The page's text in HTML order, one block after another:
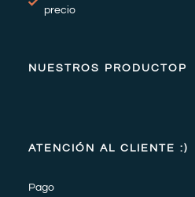
precio
NUESTROS PRODUCTOP
ATENCIÓN AL CLIENTE :)
Pago